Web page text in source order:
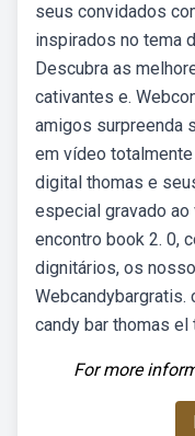
seus convidados
inspirados no tema
Descubra as
cativantes e.
amigos surpreenda
em vídeo
digital thomas e
especial gravado ao
encontro book 2. 0,
dignitários, os
candy bar thomas el
For more